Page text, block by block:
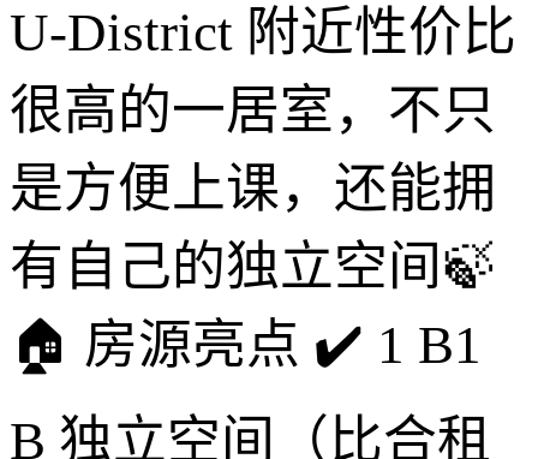
U-District 附近性价比
很高的一居室，不只
是方便上课，还能拥
有自己的独立空间🍃
🏠 房源亮点 ✔️ 1 B1
B 独立空间（比合租